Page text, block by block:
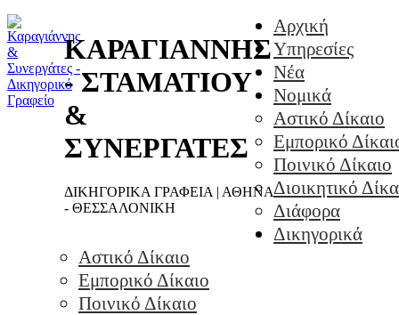
ΚΑΡΑΓΙΑΝΝΗΣ
- ΣΤΑΜΑΤΙΟΥ
&
ΣΥΝΕΡΓΑΤΕΣ
ΔΙΚΗΓΟΡΙΚΑ ΓΡΑΦΕΙΑ | ΑΘΗΝΑ
- ΘΕΣΣΑΛΟΝΙΚΗ
Αρχική
Υπηρεσίες
Νέα
Νομικά
Αστικό Δίκαιο
Εμπορικό
Ποινικό Δίκαιο
Διοικητικό
Διάφορα
Δικηγορικά
Αστικό Δίκαιο
Εμπορικό Δίκαιο
Ποινικό Δίκαιο